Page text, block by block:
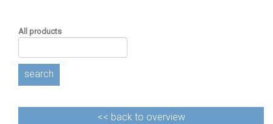
All products
search
<< back to overview